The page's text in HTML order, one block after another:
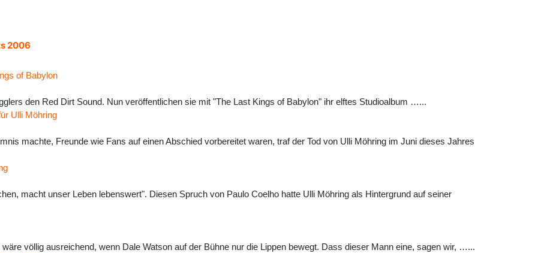
2006
of Babylon
den Red Dirt Sound. Nun veröffentlichen sie mit "The Last Kings of Babylon" ihr elftes Studioalbum …...
Ulli Möhring
machte, Freunde wie Fans auf einen Abschied vorbereitet waren, traf der Tod von Ulli Möhring im Juni dieses Jahres
macht unser Leben lebenswert". Diesen Spruch von Paulo Coelho hatte Ulli Möhring als Hintergrund auf seiner
völlig ausreichend, wenn Dale Watson auf der Bühne nur die Lippen bewegt. Dass dieser Mann eine, sagen wir, …...